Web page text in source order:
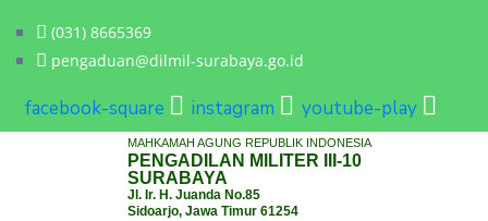
(031) 8665369
pengaduan@dilmil-surabaya.go.id
facebook-square instagram youtube-play
MAHKAMAH AGUNG REPUBLIK INDONESIA
PENGADILAN MILITER III-10
SURABAYA
Jl. Ir. H. Juanda No.85
Sidoarjo, Jawa Timur 61254